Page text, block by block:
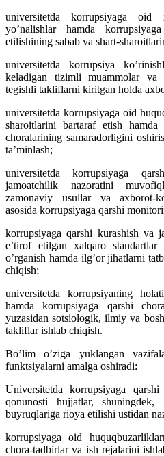
universitetda korrupsiyaga oid
yoʼnalishlar hamda
etilishining sabab va shart-
universitetda korrupsiya
keladigan tizimli muammolar va
tegishli takliflarni kiritgan holda
universitetda korrupsiyaga oid
sharoitlarini bartaraf etish hamda
choralarining samaradorligini
taʼminlash;
universitetda korrupsiyaga
jamoatchilik nazoratini
zamonaviy usullar va axborot-
asosida korrupsiyaga qarshi
korrupsiyaga qarshi kurashish va
eʼtirof etilgan xalqaro
oʼrganish hamda ilgʼor jihatlarni
chiqish;
universitetda korrupsiyaning
hamda korrupsiyaga qarshi
yuzasidan sotsiologik, ilmiy va
takliflar ishlab chiqish.
Boʼlim oʼziga yuklangan
funktsiyalarni amalga oshiradi:
Universitetda korrupsiyaga
qonunosti hujjatlar,
buyruqlariga rioya etilishi ustidan
korrupsiyaga oid
chora-tadbirlar va ish rejalarini